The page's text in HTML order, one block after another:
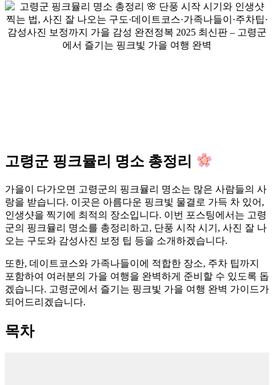
고령군 핑크뮬리 명소 총정리
가을이 다가오면 고령군의 핑크뮬리 명소는 많은 사람들의 사
랑을 받습니다. 이곳은 아름다운 핑크빛 물결로 가득 차 있어,
인생샷을 찍기에 최적의 장소입니다. 이번 포스팅에서는 고령
군의 핑크뮬리 명소를 총정리하고, 단풍 시작 시기, 사진 잘 나
오는 구도와 감성사진 보정 팁 등을 소개하겠습니다.
또한, 데이트코스와 가족나들이에 적합한 장소, 주차 팁까지
포함하여 여러분의 가을 여행을 완벽하게 준비할 수 있도록 돕
겠습니다. 고령군에서 즐기는 핑크빛 가을 여행 완벽 가이드가
되어드리겠습니다.
목차